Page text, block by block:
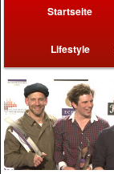
Startseite
Lifestyle